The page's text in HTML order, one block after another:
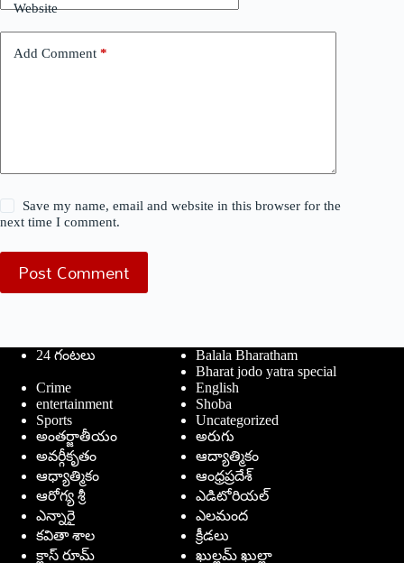
Website
Add Comment *
Save my name, email and website in this browser for the
next time I comment.
Post Comment
24 గంటలు
Balala Bharatham
Bharat jodo yatra special
Crime
English
entertainment
Shoba
Sports
Uncategorized
అంతర్జాతీయం
అరుగు
అవర్గీకృతం
ఆద్యాత్మికం
ఆధ్యాత్మికం
ఆంధ్రప్రదేశ్
ఆరోగ్య శ్రీ
ఎడిటోరియల్
ఎన్నారై
ఎలమంద
కవితా శాల
క్రీడలు
క్లాస్ రూమ్
ఖుల్లమ్ ఖుల్లా